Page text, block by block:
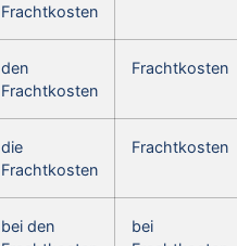
Frachtkosten
den
Frachtkosten
Frachtkosten
die
Frachtkosten
Frachtkosten
bei den
bei